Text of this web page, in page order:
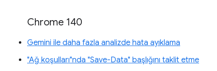
Chrome 140
Gemini ile daha fazla analizde hata ayıklama
"Ağ koşulları"nda "Save-Data" başlığını taklit etme